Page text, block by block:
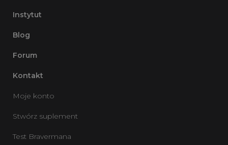
Instytut
Blog
Forum
Kontakt
Moje konto
Stwórz suplement
Test Bravermana